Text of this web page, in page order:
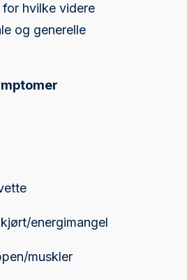
hvilke videre
og generelle
energimangel
muskler